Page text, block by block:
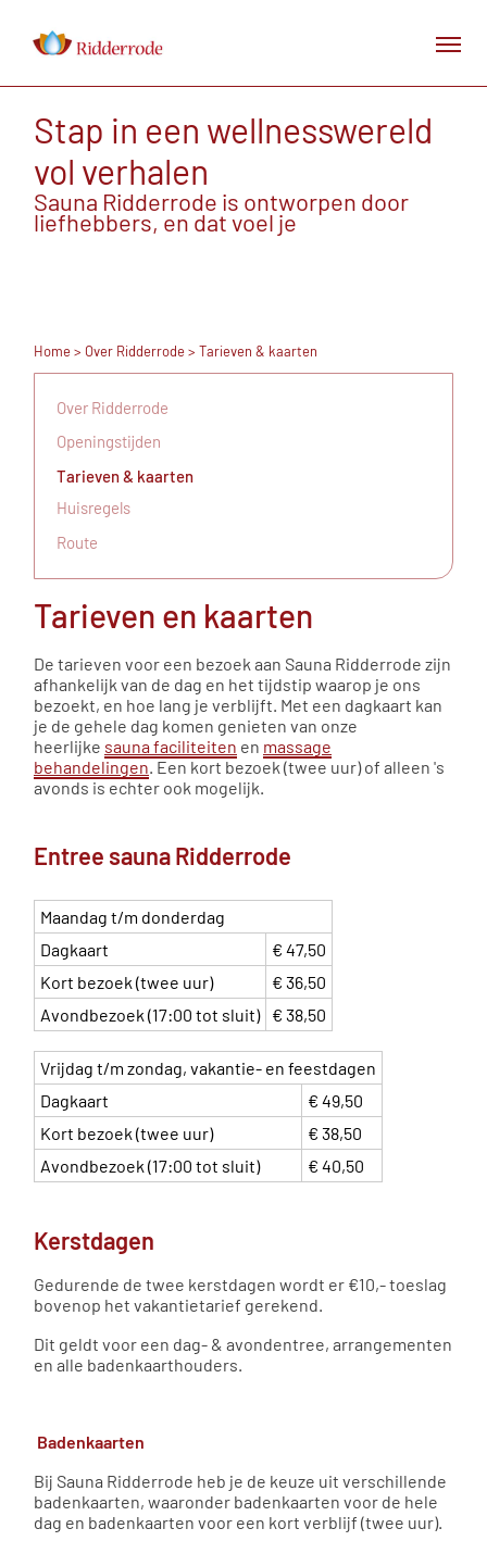
Stap in een wellnesswereld
vol verhalen
Sauna Ridderrode is ontworpen door
liefhebbers, en dat voel je
Home> Over Ridderrode> Tarieven & kaarten
Over Ridderrode
Openingstijden
Tarieven & kaarten
Huisregels
Route
Tarieven en kaarten
De tarieven voor een bezoek aan Sauna Ridderrode zijn
afhankelijk van de dag en het tijdstip waarop je ons
bezoekt, en hoe lang je verblijft. Met een dagkaart kan
je de gehele dag komen genieten van onze
heerlijke sauna faciliteiten en massage
behandelingen. Een kort bezoek (twee uur) of alleen 's
avonds is echter ook mogelijk.
Entree sauna Ridderrode
Maandag t/m donderdag
Dagkaart
€ 47,50
Kort bezoek (twee uur)
€ 36,50
Avondbezoek (17:00 tot sluit)
€ 38,50
Vrijdag t/m zondag, vakantie- en feestdagen
Dagkaart
€ 49,50
Kort bezoek (twee uur)
€ 38,50
Avondbezoek (17:00 tot sluit)
€ 40,50
Kerstdagen
Gedurende de twee kerstdagen wordt er €10,- toeslag
bovenop het vakantietarief gerekend.
Dit geldt voor een dag- & avondentree, arrangementen
en alle badenkaarthouders.
Badenkaarten
Bij Sauna Ridderrode heb je de keuze uit verschillende
badenkaarten, waaronder badenkaarten voor de hele
dag en badenkaarten voor een kort verblijf (twee uur).